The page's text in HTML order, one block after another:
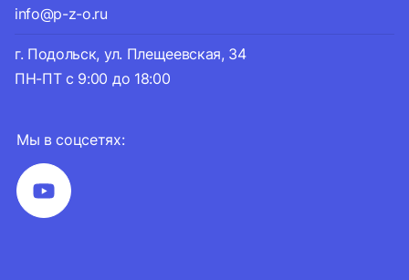
Мы в соцсетях:
info@p-z-o.ru
г. Подольск, ул. Плещеевская, 34
ПН-ПТ с 9:00 до 18:00